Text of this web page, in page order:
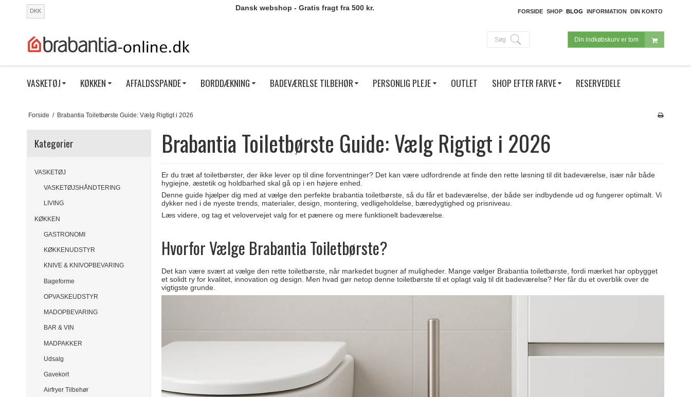
DKK Dansk webshop - Gratis fragt fra 500 kr. FORSIDE SHOP BLOG INFORMATION DIN KONTO
Din indkøbskurv er tom
Søg
VASKETØJ KØKKEN AFFALDSSPANDE BORDDÆKNING BADEVÆRELSE TILBEHØR PERSONLIG PLEJE OUTLET SHOP EFTER FARVE RESERVEDELE
Forside / Brabantia Toiletbørste Guide: Vælg Rigtigt i 2026
Kategorier
VASKETØJ
VASKETØJSHÅNDTERING
LIVING
KØKKEN
GASTRONOMI
KØKKENUDSTYR
KNIVE & KNIVOPBEVARING
Bageforme
OPVASKEUDSTYR
MADOPBEVARING
BAR & VIN
MADPAKKER
Udsalg
Gavekort
Airfryer Tilbehør
Brabantia Toiletbørste Guide: Vælg Rigtigt i 2026
Er du træt af toiletbørster, der ikke lever op til dine forventninger? Det kan være udfordrende at finde den rette løsning til dit badeværelse, især når både
hygiejne, æstetik og holdbarhed skal gå op i en højere enhed.
Denne guide hjælper dig med at vælge den perfekte brabantia toiletbørste, så du får et badeværelse, der både ser indbydende ud og fungerer optimalt. Vi
dykker ned i de nyeste trends, materialer, design, montering, vedligeholdelse, bæredygtighed og prisniveau.
Læs videre, og tag et velovervejet valg for et pænere og mere funktionelt badeværelse.
Hvorfor Vælge Brabantia Toiletbørste?
Det kan være svært at vælge den rette toiletbørste, når markedet bugner af muligheder. Mange vælger Brabantia toiletbørste, fordi mærket har opbygget
et solidt ry for kvalitet, innovation og design. Men hvad gør netop denne toiletbørste til et oplagt valg til dit badeværelse? Her får du et overblik over de
vigtigste grunde.